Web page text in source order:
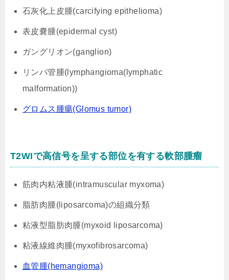
石灰化上皮腫(carcifying epithelioma)
表皮嚢腫(epidermal cyst)
ガングリオン(ganglion)
リンパ管腫(lymphangioma(lymphatic
malformation))
グロムス腫瘍(Glomus tumor)
T2WIで高信号を呈する部位を有する軟部腫瘤
筋肉内粘液腫(intramuscular myxoma)
脂肪肉腫(liposarcoma)の組織分類
粘液型脂肪肉腫(myxoid liposarcoma)
粘液線維肉腫(myxofibrosarcoma)
血管腫(hemangioma)